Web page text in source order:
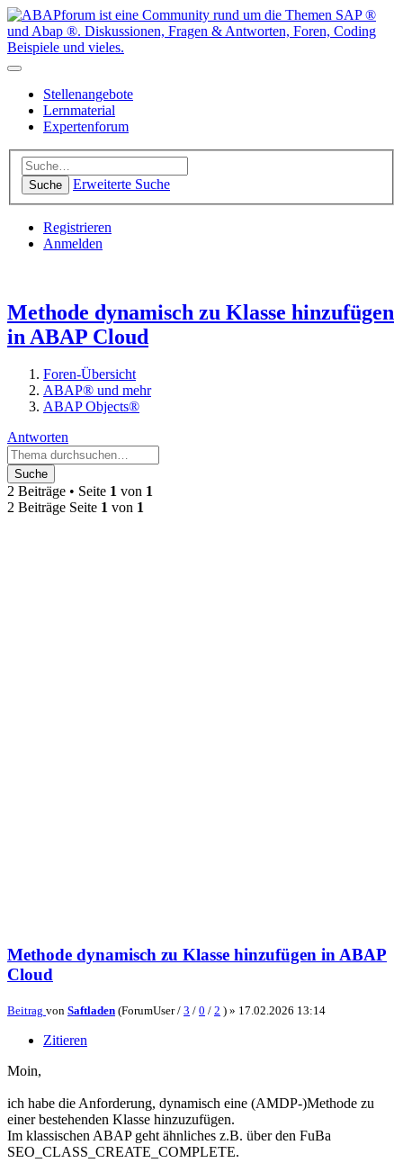
Stellenangebote
Lernmaterial
Expertenforum
Suche Erweiterte Suche
Registrieren
Anmelden
Methode dynamisch zu Klasse hinzufügen
in ABAP Cloud
Foren-Übersicht
ABAP® und mehr
ABAP Objects®
Antworten
Suche
2 Beiträge • Seite 1 von 1
2 Beiträge Seite 1 von 1
Methode dynamisch zu Klasse hinzufügen in ABAP
Cloud
Beitrag von Saftladen (ForumUser / 3 / 0 / 2 ) » 17.02.2026 13:14
Zitieren
Moin,
ich habe die Anforderung, dynamisch eine (AMDP-)Methode zu
einer bestehenden Klasse hinzuzufügen.
Im klassischen ABAP geht ähnliches z.B. über den FuBa
SEO_CLASS_CREATE_COMPLETE.